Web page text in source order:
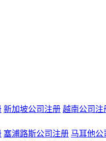
新加坡公司注册 越南公司注
塞浦路斯公司注册 马耳他公